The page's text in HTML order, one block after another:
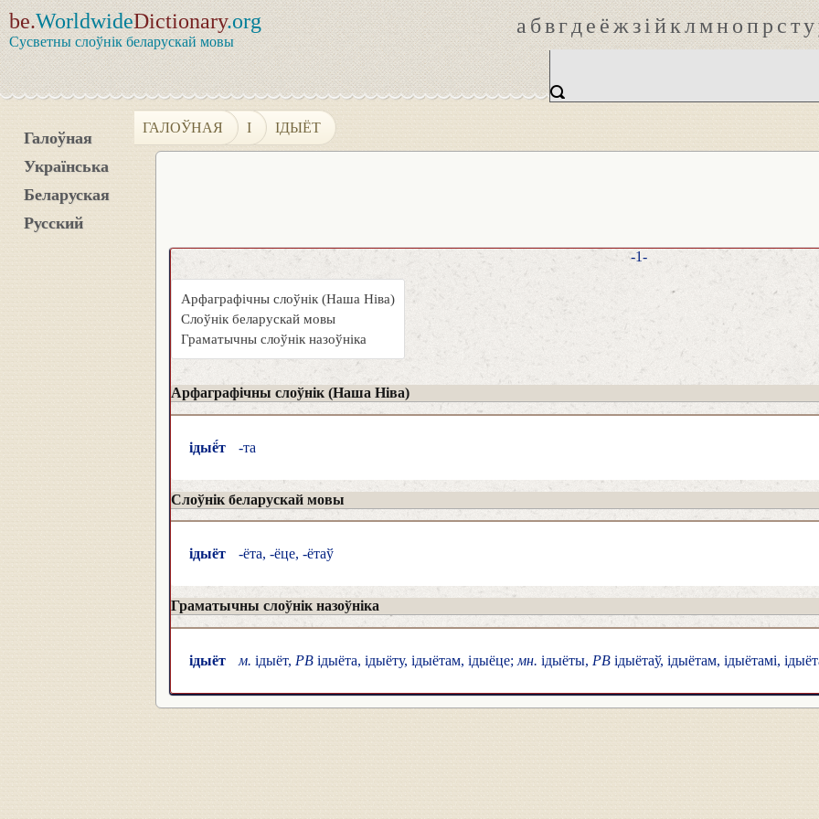
be.WorldwideDictionary.org
Сусветны слоўнік беларускай мовы
абвгдеёжзійклмнопрсту
Галоўная
Українська
Беларуская
Русский
ГАЛОЎНАЯ І ІДЫЁТ
-1-
Арфаграфічны слоўнік (Наша Ніва)
Слоўнік беларускай мовы
Граматычны слоўнік назоўніка
Арфаграфічны слоўнік (Наша Ніва)
ідыё́т -та
Слоўнік беларускай мовы
ідыёт -ёта, -ёце, -ётаў
Граматычны слоўнік назоўніка
ідыёт м. ідыёт, РВ ідыёта, ідыёту, ідыётам, ідыёце; мн. ідыёты, РВ ідыётаў, ідыётам, ідыётамі,